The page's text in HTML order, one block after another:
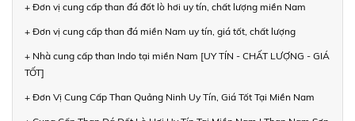
+ Đơn vị cung cấp than đá đốt lò hơi uy tín, chất lượng miền Nam
+ Đơn vị cung cấp than đá miền Nam uy tín, giá tốt, chất lượng
+ Nhà cung cấp than Indo tại miền Nam [UY TÍN - CHẤT LƯỢNG - GIÁ
TỐT]
+ Đơn Vị Cung Cấp Than Quảng Ninh Uy Tín, Giá Tốt Tại Miền Nam